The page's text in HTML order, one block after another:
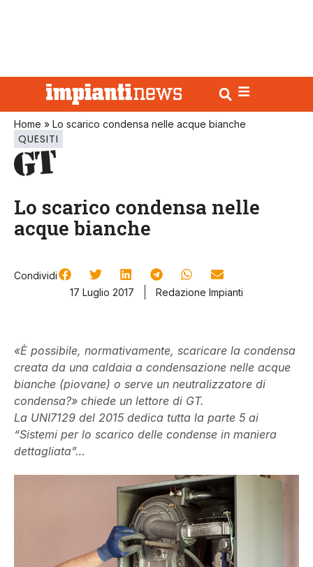
Home » Lo scarico condensa nelle acque bianche
QUESITI
Lo scarico condensa nelle
acque bianche
Condividi
17 Luglio 2017
Redazione Impianti
«È possibile, normativamente, scaricare la condensa
creata da una caldaia a condensazione nelle acque
bianche (piovane) o serve un neutralizzatore di
condensa?» chiede un lettore di GT.
La UNI7129 del 2015 dedica tutta la parte 5 ai
“Sistemi per lo scarico delle condense in maniera
dettagliata”…